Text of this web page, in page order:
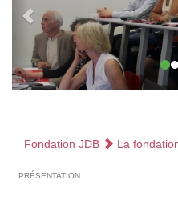
Fondation JDB La
présentation